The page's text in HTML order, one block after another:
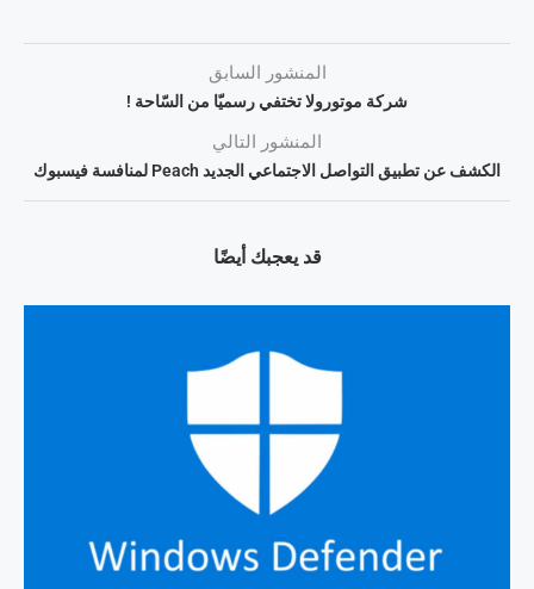
المنشور السابق
شركة موتورولا تختفي رسميّا من السّاحة !
المنشور التالي
الكشف عن تطبيق التواصل الاجتماعي الجديد Peach لمنافسة فيسبوك
قد يعجبك أيضًا